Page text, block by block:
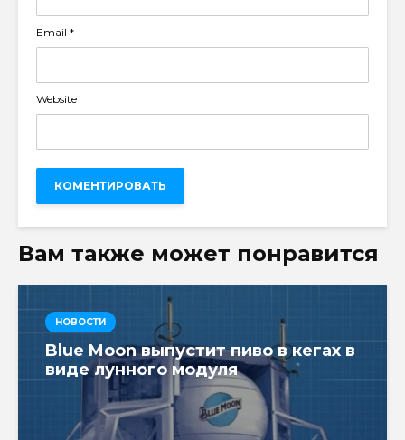
Email *
Website
Вам также может понравится
НОВОСТИ
Blue Moon выпустит пиво в кегах в
виде лунного модуля